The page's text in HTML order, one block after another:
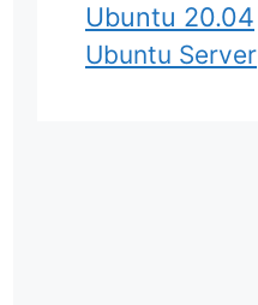
Ubuntu 20.04
Ubuntu Server